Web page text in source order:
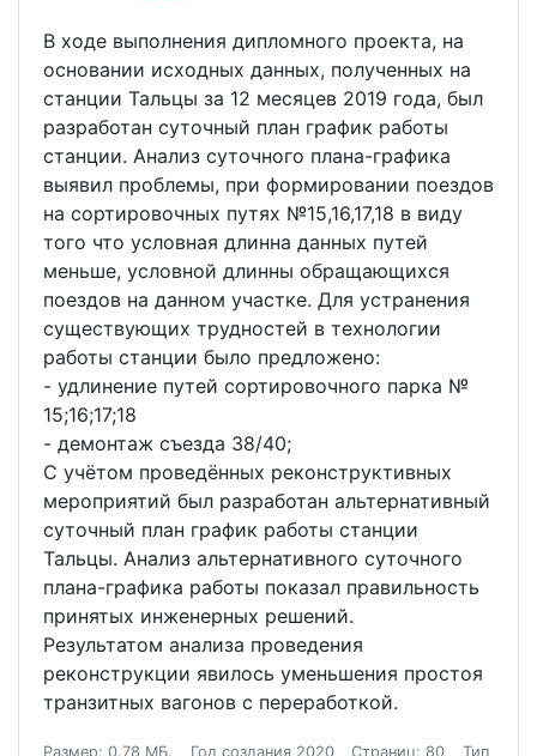
В ходе выполнения дипломного проекта, на
основании исходных данных, полученных на
станции Тальцы за 12 месяцев 2019 года, был
разработан суточный план график работы
станции. Анализ суточного плана-графика
выявил проблемы, при формировании поездов
на сортировочных путях №15,16,17,18 в виду
того что условная длинна данных путей
меньше, условной длинны обращающихся
поездов на данном участке. Для устранения
существующих трудностей в технологии
работы станции было предложено:
- удлинение путей сортировочного парка №
15;16;17;18
- демонтаж съезда 38/40;
С учётом проведённых реконструктивных
мероприятий был разработан альтернативный
суточный план график работы станции
Тальцы. Анализ альтернативного суточного
плана-графика работы показал правильность
принятых инженерных решений.
Результатом анализа проведения
реконструкции явилось уменьшения простоя
транзитных вагонов с переработкой.
Размер: 0.78 МБ. Год создания 2020 Страниц: 80 Тип